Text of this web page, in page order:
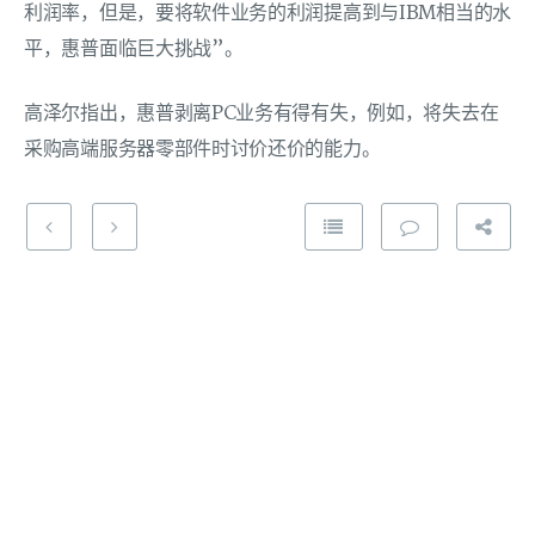
利润率，但是，要将软件业务的利润提高到与IBM相当的水
平，惠普面临巨大挑战”。
高泽尔指出，惠普剥离PC业务有得有失，例如，将失去在
采购高端服务器零部件时讨价还价的能力。